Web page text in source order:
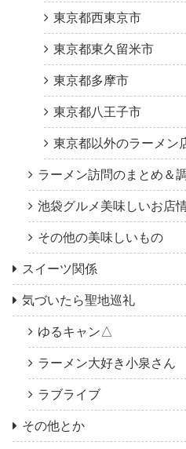
東京都西東京市
東京都東久留米市
東京都多摩市
東京都八王子市
東京都以外のラーメン
ラーメン訪問のまとめ＆
池袋グルメ美味しいお店
その他の美味しいもの
スイーツ関係
気づいたら聖地巡礼
ゆるキャン△
ラーメン大好き小泉さん
ラブライブ
その他とか